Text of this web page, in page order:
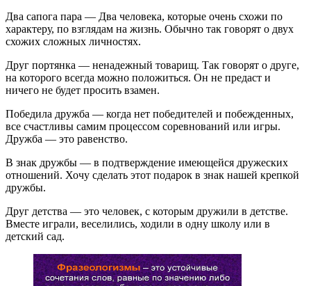
Два сапога пара — Два человека, которые очень схожи по
характеру, по взглядам на жизнь. Обычно так говорят о двух
схожих сложных личностях.
Друг портянка — ненадежный товарищ. Так говорят о друге,
на которого всегда можно положиться. Он не предаст и
ничего не будет просить взамен.
Победила дружба — когда нет победителей и побежденных,
все счастливы самим процессом соревнований или игры.
Дружба — это равенство.
В знак дружбы — в подтверждение имеющейся дружеских
отношений. Хочу сделать этот подарок в знак нашей крепкой
дружбы.
Друг детства — это человек, с которым дружили в детстве.
Вместе играли, веселились, ходили в одну школу или в
детский сад.